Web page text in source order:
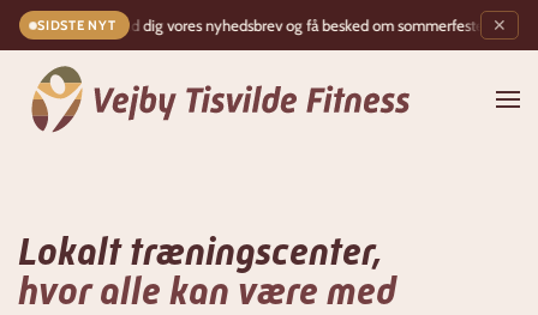
SIDSTE NYTTilmeld dig vores nyhedsbrev og få besked om sommerfesten! 🎉
✕
Gå til hovedindhold
Lokalt træningscenter,
hvor alle kan være med